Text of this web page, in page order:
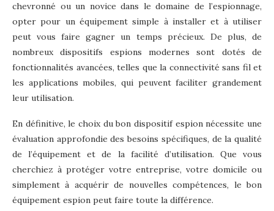
chevronné ou un novice dans le domaine de l’espionnage,
opter pour un équipement simple à installer et à utiliser
peut vous faire gagner un temps précieux. De plus, de
nombreux dispositifs espions modernes sont dotés de
fonctionnalités avancées, telles que la connectivité sans fil et
les applications mobiles, qui peuvent faciliter grandement
leur utilisation.
En définitive, le choix du bon dispositif espion nécessite une
évaluation approfondie des besoins spécifiques, de la qualité
de l’équipement et de la facilité d’utilisation. Que vous
cherchiez à protéger votre entreprise, votre domicile ou
simplement à acquérir de nouvelles compétences, le bon
équipement espion peut faire toute la différence.